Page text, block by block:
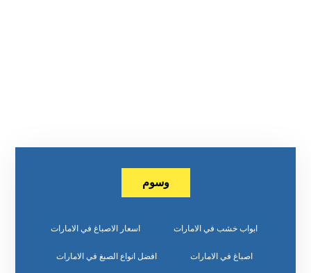
وسوم
ابواب خشب في الامارات اسعار الاصباغ في الامارات
اصباغ في الامارات افضل انواع الصبغ في الامارات